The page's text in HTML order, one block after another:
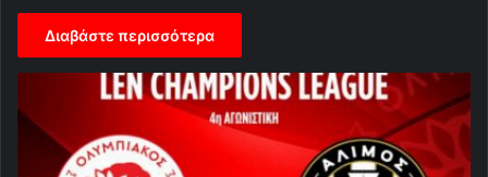
Διαβάστε περισσότερα